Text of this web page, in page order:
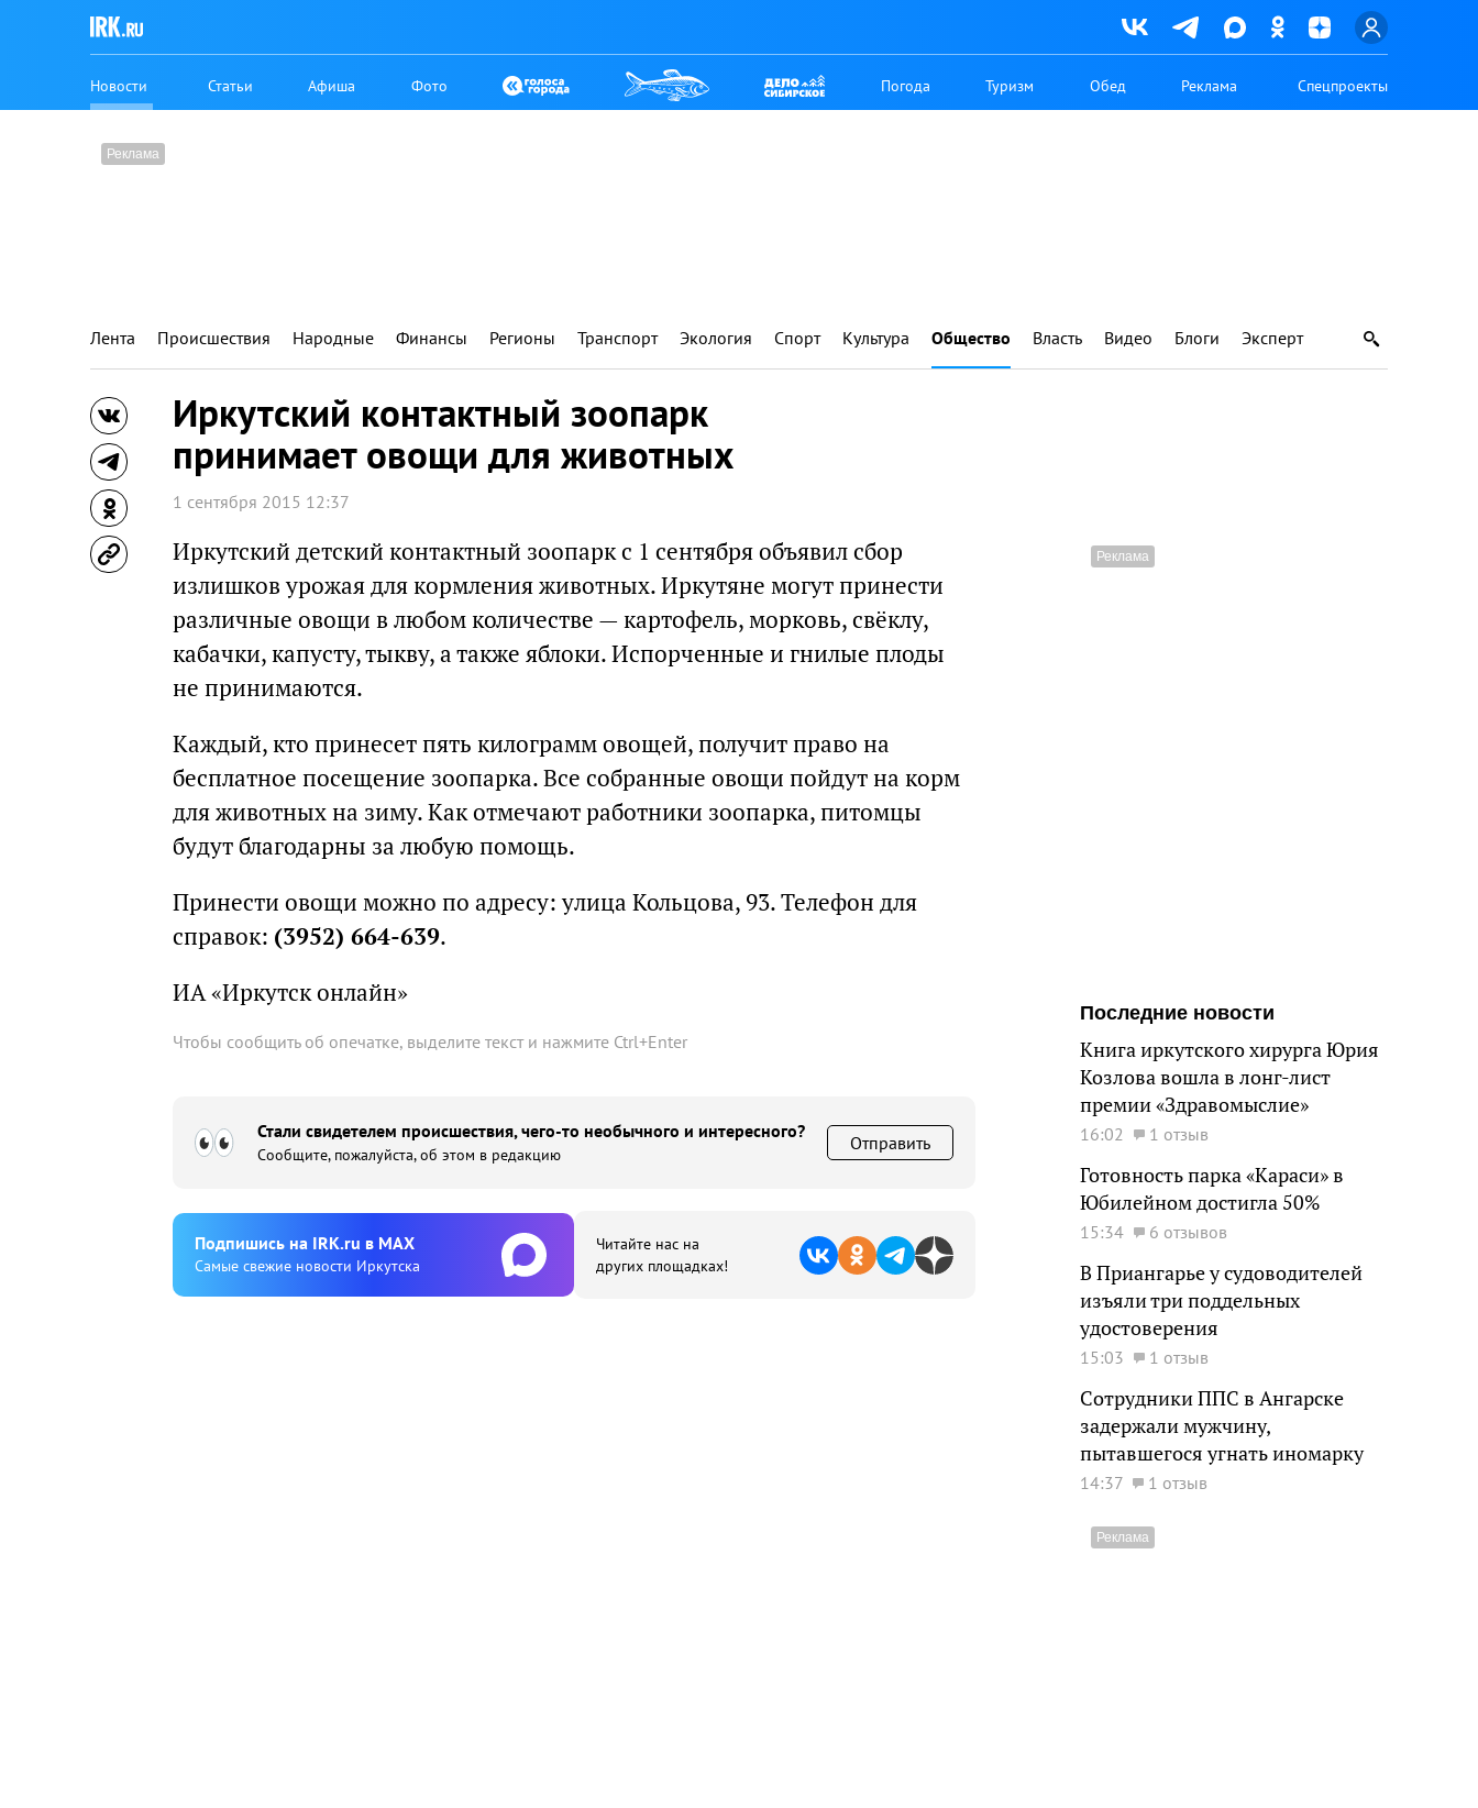
Новости Статьи Афиша Фото Погода Туризм Обед Реклама Спецпроекты
Лента Происшествия Народные Финансы Регионы Транспорт Экология Спорт Культура Общество Власть Видео Блоги Эксперт
Иркутский контактный зоопарк
принимает овощи для животных
1 сентября 2015 12:37
Иркутский детский контактный зоопарк с 1 сентября объявил сбор
излишков урожая для кормления животных. Иркутяне могут принести
различные овощи в любом количестве — картофель, морковь, свёклу,
кабачки, капусту, тыкву, а также яблоки. Испорченные и гнилые плоды
не принимаются.
Каждый, кто принесет пять килограмм овощей, получит право на
бесплатное посещение зоопарка. Все собранные овощи пойдут на корм
для животных на зиму. Как отмечают работники зоопарка, питомцы
будут благодарны за любую помощь.
Принести овощи можно по адресу: улица Кольцова, 93. Телефон для
справок: (3952) 664-639.
ИА «Иркутск онлайн»
Чтобы сообщить об опечатке, выделите текст и нажмите Ctrl+Enter
Стали свидетелем происшествия, чего-то необычного и интересного?
Сообщите, пожалуйста, об этом в редакцию
Отправить
Подпишиcь на IRK.ru в MAX
Cамые свежие новости Иркутска
Читайте нас на
других площадках!
Последние новости
Книга иркутского хирурга Юрия
Козлова вошла в лонг-лист
премии «Здравомыслие»
16:02 1 отзыв
Готовность парка «Караси» в
Юбилейном достигла 50%
15:34 6 отзывов
В Приангарье у судоводителей
изъяли три поддельных
удостоверения
15:03 1 отзыв
Сотрудники ППС в Ангарске
задержали мужчину,
пытавшегося угнать иномарку
14:37 1 отзыв